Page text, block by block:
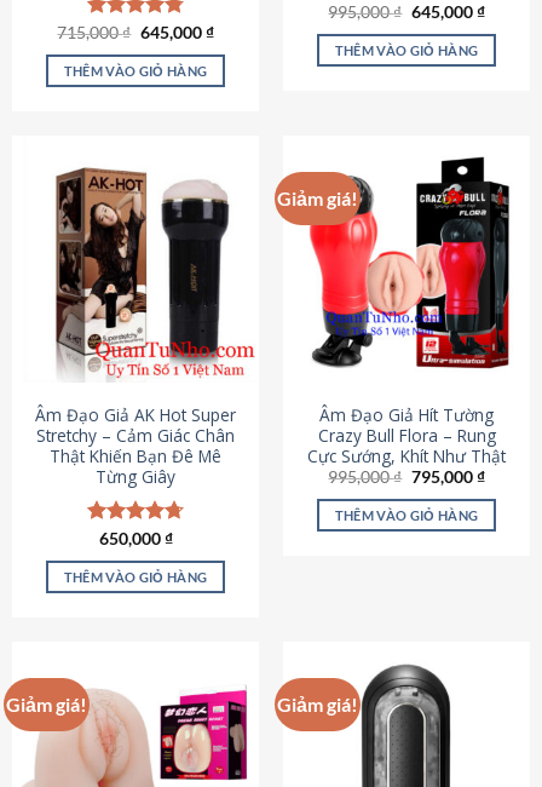
Được xếp
hạng4.79
5 sao
715,000₫ Giá
là:
715,000 ₫.
645,000₫Giá
tại
THÊM VÀO GIỎ HÀNG
Được xếp
hạng4.88
5 sao
995,000₫ Giá
là:
995,000 ₫.
645,000₫Giá
tại
THÊM VÀO GIỎ HÀNG
Âm Đạo Giả AK Hot Super
Stretchy – Cảm Giác Chân
Thật Khiến Bạn Đê Mê
Từng Giây
Được xếp
hạng4.75
5 sao
650,000₫
THÊM VÀO GIỎ HÀNG
Giảm giá!
Âm Đạo Giả Hít Tường
Crazy Bull Flora – Rung
Cực Sướng, Khít Như Thật
995,000₫ Giá
là:
995,000 ₫.
795,000₫Giá
tại
THÊM VÀO GIỎ HÀNG
Giảm giá! Giảm giá!